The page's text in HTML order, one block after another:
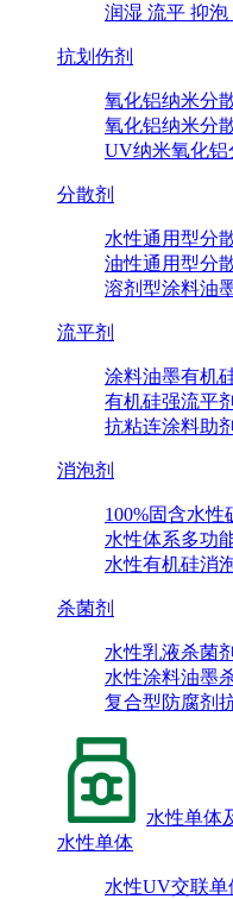
润湿 流平 抑泡
抗划伤剂
氧化铝纳米分
氧化铝纳米分
UV纳米氧化铝
分散剂
水性通用型分
油性通用型分
溶剂型涂料油
流平剂
涂料油墨有机
有机硅强流平
抗粘连涂料助
消泡剂
100%固含水性
水性体系多功
水性有机硅消
杀菌剂
水性乳液杀菌
水性涂料油墨
复合型防腐剂
水性单体
水性单体
水性UV交联单